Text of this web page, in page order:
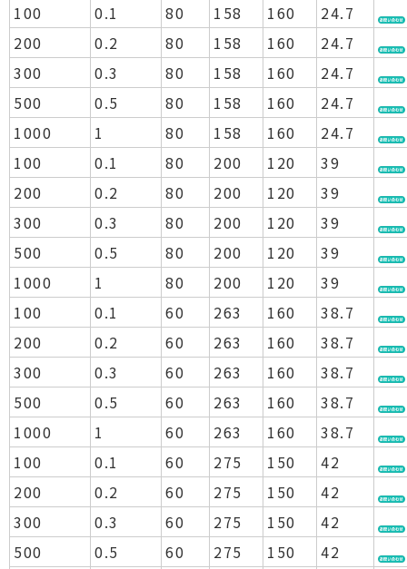
100
0.1 80 158 160
24.7
200
0.2 80 158 160
24.7
300
0.3 80 158 160
24.7
500
0.5 80 158 160
24.7
1000
1 80 158 160
24.7
100
0.1 80 200 120
39
200
0.2 80 200 120
39
300
0.3 80 200 120
39
500
0.5 80 200 120
39
1000
1 80 200 120
39
100
0.1 60 263 160
38.7
200
0.2 60 263 160
38.7
300
0.3 60 263 160
38.7
500
0.5 60 263 160
38.7
1000
1 60 263 160
38.7
100
0.1 60 275 150
42
200
0.2 60 275 150
42
300
0.3 60 275 150
42
500
0.5 60 275 150
42